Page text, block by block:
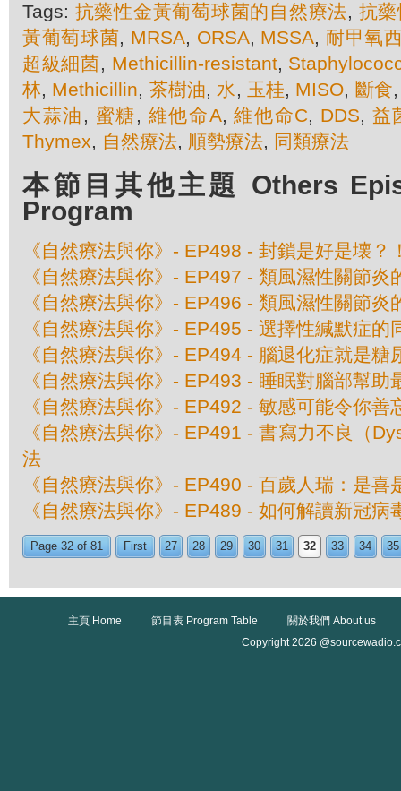
Tags: 抗藥性金黃葡萄球菌的自然療法, 抗
黃葡萄球菌, MRSA, ORSA, MSSA, 耐甲氧
超級細菌, Methicillin-resistant,
林, Methicillin, 茶樹油, 水, 玉桂, MISO, 斷食
大蒜油 , 蜜糖, 維他命A,維他命C, DDS, 益
Thymex, 自然療法, 順勢療法, 同類療法
本節目其他主題 Others
Program
《自然療法與你》- EP498 - 封鎖是好是壊？
《自然療法與你》- EP497 - 類風濕性關節炎
《自然療法與你》- EP496 - 類風濕性關節炎
《自然療法與你》- EP495 - 選擇性緘默症的
《自然療法與你》- EP494 - 腦退化症就是糖
《自然療法與你》- EP493 - 睡眠對腦部幫助
《自然療法與你》- EP492 - 敏感可能令你善
《自然療法與你》- EP491 - 書寫力不良（
法
《自然療法與你》- EP490 - 百歲人瑞：是喜
《自然療法與你》- EP489 - 如何解讀新冠病
Page 32 of 81 First 27 28 29 30 31 32 33 34 35
主頁 Home 節目表 Program Table
關於我們 About us
Copyright 2026